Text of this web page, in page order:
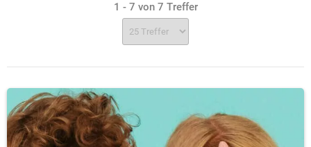
1 - 7 von 7 Treffer